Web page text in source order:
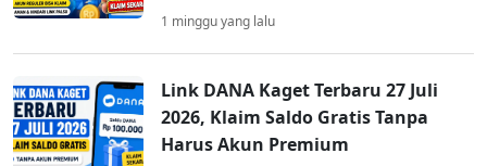
1 minggu yang lalu
Link DANA Kaget Terbaru 27 Juli
2026, Klaim Saldo Gratis Tanpa
Harus Akun Premium